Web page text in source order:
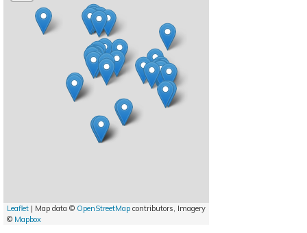
Leaflet | Map data © OpenStreetMap contributors, Imagery
© Mapbox